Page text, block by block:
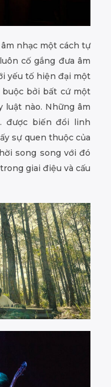
nhạc một cách tự
luôn cố gắng đưa âm
yếu tố hiện đại một
bởi bất cứ một
luật nào. Những âm
được biến đổi linh
sự quen thuộc của
song song với đó
giai điệu và cấu